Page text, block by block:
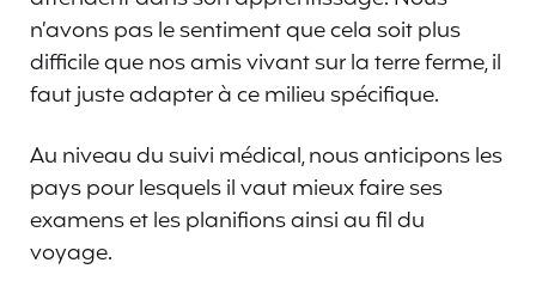
n’avons pas le sentiment que cela soit plus
difficile que nos amis vivant sur la terre ferme, il
faut juste adapter à ce milieu spécifique.
Au niveau du suivi médical, nous anticipons les
pays pour lesquels il vaut mieux faire ses
examens et les planifions ainsi au fil du
voyage.